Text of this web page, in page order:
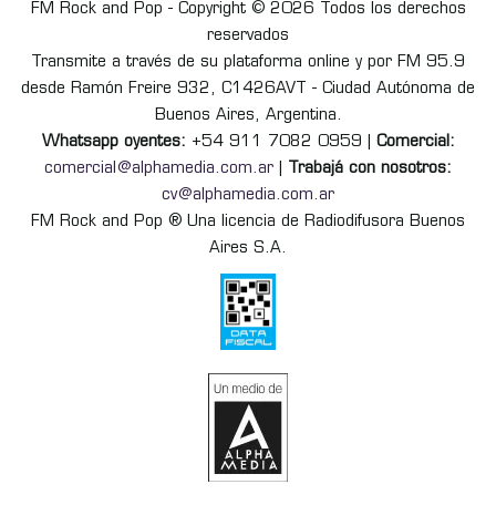
FM Rock and Pop - Copyright © 2026 Todos los derechos
reservados
Transmite a través de su plataforma online y por FM 95.9
desde Ramón Freire 932, C1426AVT - Ciudad Autónoma de
Buenos Aires, Argentina.
Whatsapp oyentes: +54 911 7082 0959 | Comercial:
comercial@alphamedia.com.ar
Trabajá con nosotros:
cv@alphamedia.com.ar
FM Rock and Pop ® Una licencia de Radiodifusora Buenos
Aires S.A.